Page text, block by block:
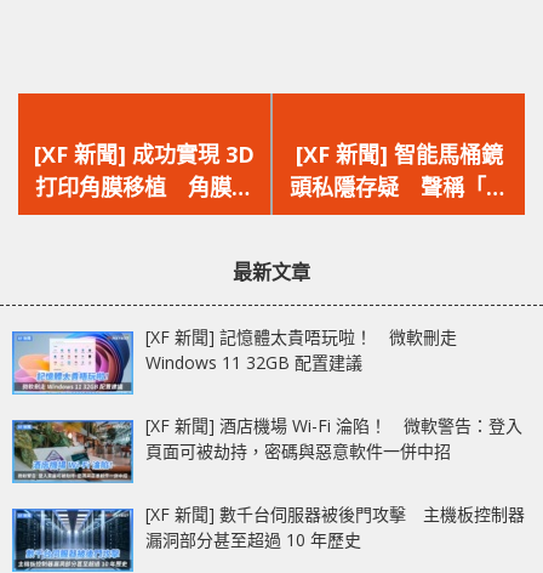
一
篇
文
[XF 新聞] 成功實現 3D
打印角膜移植 角膜細
胞培養解決供體短缺問
一
篇
文
[XF 新聞] 智能馬桶鏡
頭私隱存疑 聲稱「端
到端加密」說法遭質疑
最新文章
[XF 新聞] 記憶體太貴唔玩啦！ 微軟刪走
Windows 11 32GB 配置建議
[XF 新聞] 酒店機場 Wi-Fi 淪陷！ 微軟警告：登入
頁面可被劫持，密碼與惡意軟件一併中招
[XF 新聞] 數千台伺服器被後門攻擊 主機板控制器
漏洞部分甚至超過 10 年歷史